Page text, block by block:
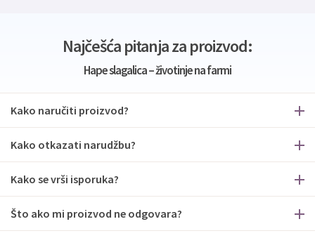
Najčešća pitanja za proizvod:
Hape slagalica – životinje na farmi
Kako naručiti proizvod?
Kako otkazati narudžbu?
Kako se vrši isporuka?
Što ako mi proizvod ne odgovara?